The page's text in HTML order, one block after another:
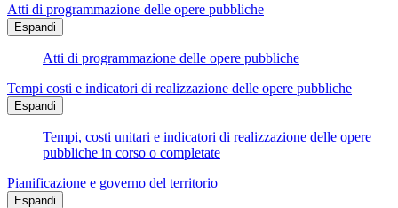
Atti di programmazione delle opere pubbliche
Espandi
Atti di programmazione delle opere pubbliche
Tempi costi e indicatori di realizzazione delle opere pubbliche
Espandi
Tempi, costi unitari e indicatori di realizzazione delle opere
pubbliche in corso o completate
Pianificazione e governo del territorio
Espandi